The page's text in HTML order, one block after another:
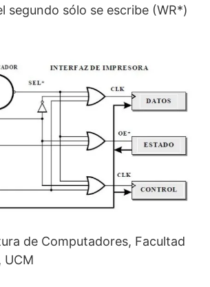
segundo sólo se escribe (WR*)
de Computadores, Facultad
UCM